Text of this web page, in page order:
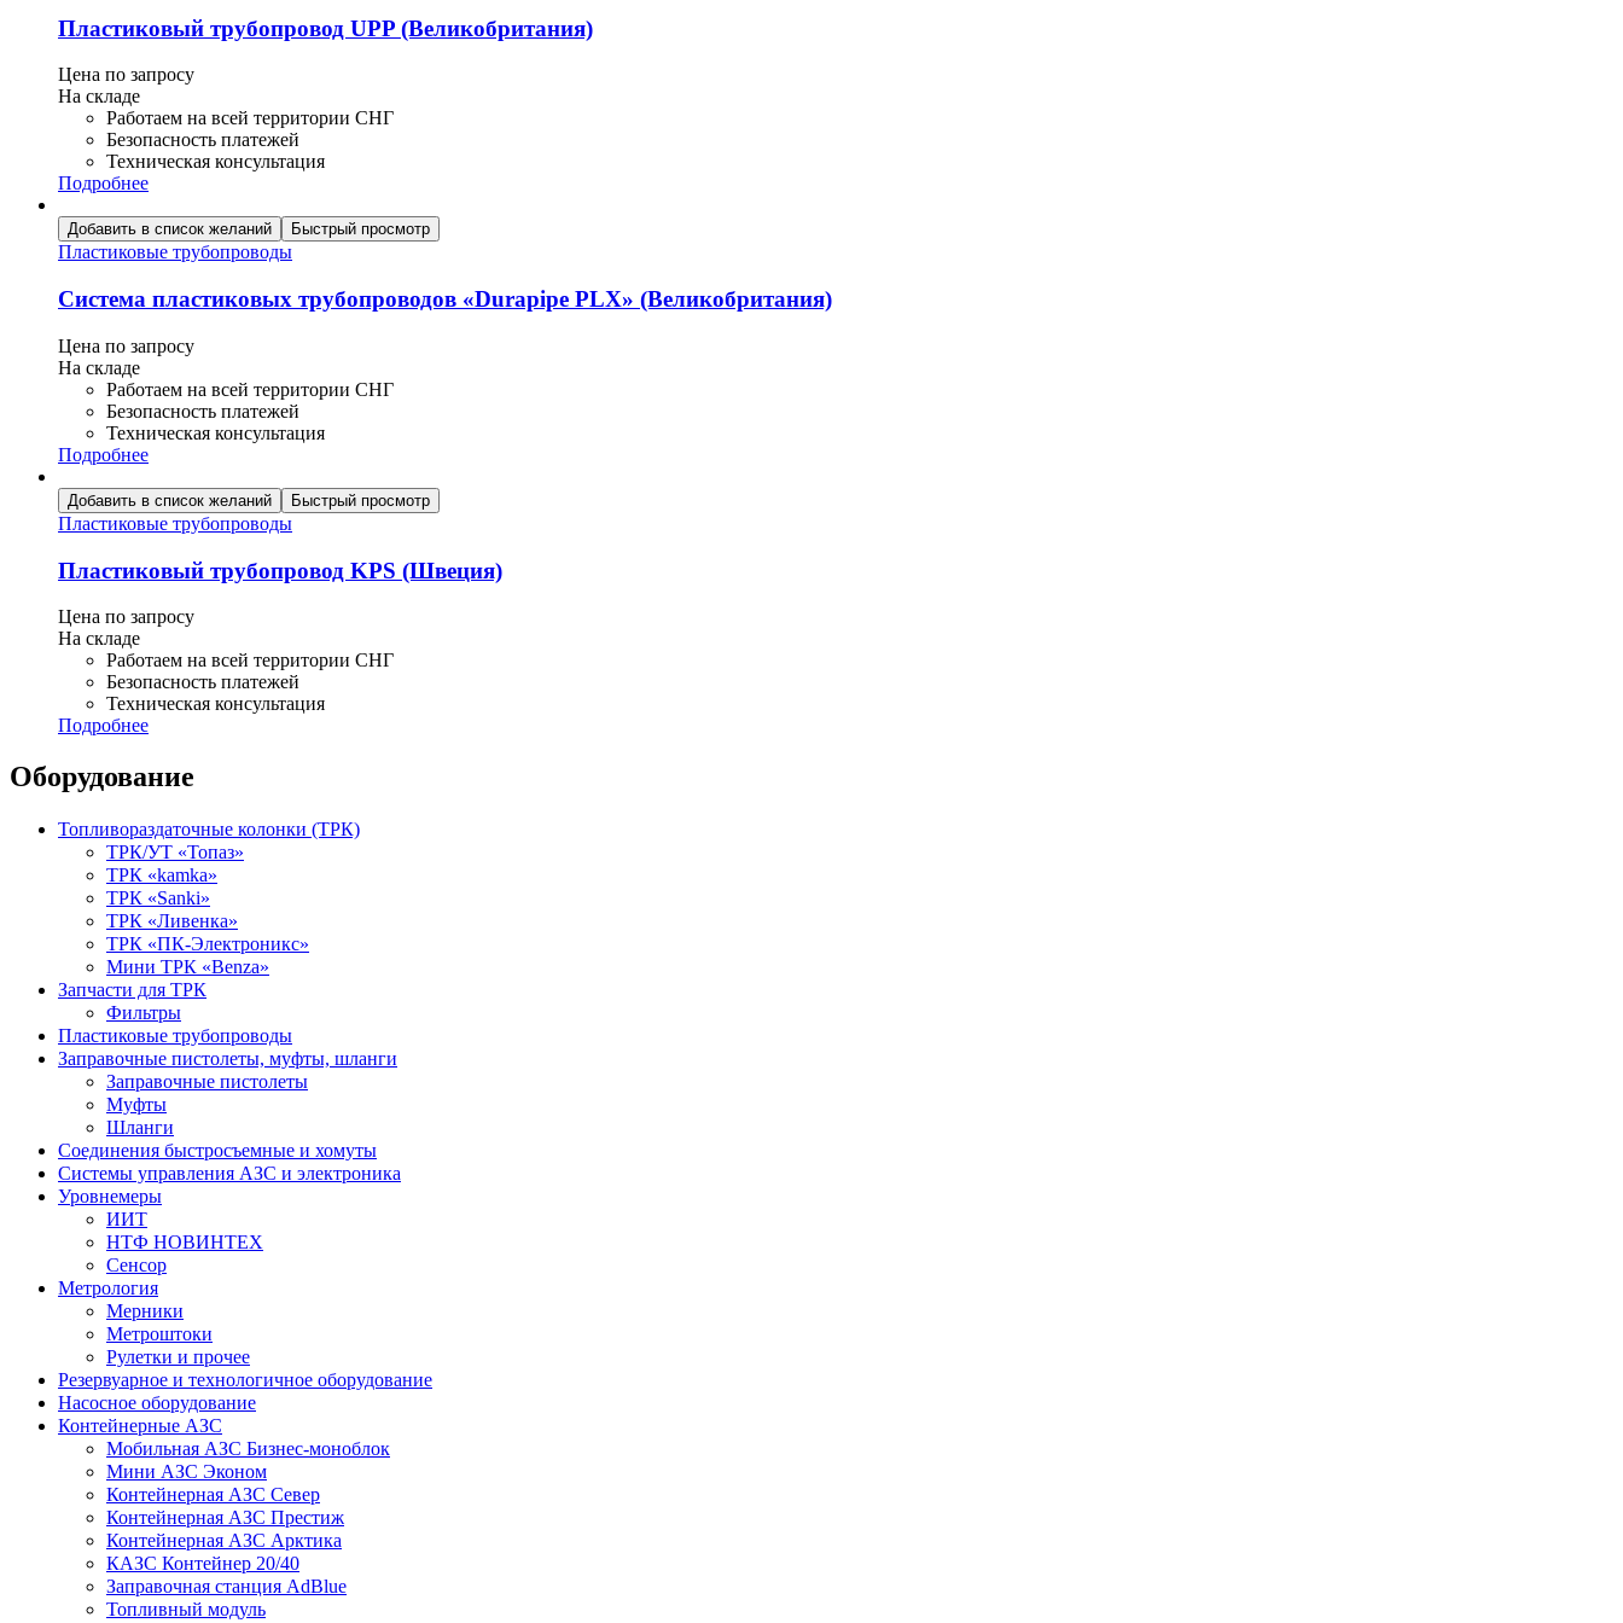
Пластиковый трубопровод UPP (Великобритания)
Цена по запросу
На складе
Работаем на всей территории СНГ
Безопасность платежей
Техническая консультация
Подробнее
Добавить в список желаний Быстрый просмотр
Пластиковые трубопроводы
Система пластиковых трубопроводов «Durapipe PLX» (Великобритания)
Цена по запросу
На складе
Работаем на всей территории СНГ
Безопасность платежей
Техническая консультация
Подробнее
Добавить в список желаний Быстрый просмотр
Пластиковые трубопроводы
Пластиковый трубопровод KPS (Швеция)
Цена по запросу
На складе
Работаем на всей территории СНГ
Безопасность платежей
Техническая консультация
Подробнее
Оборудование
Топливораздаточные колонки (ТРК)
ТРК/УТ «Топаз»
ТРК «kamka»
ТРК «Sanki»
ТРК «Ливенка»
ТРК «ПК-Электроникс»
Мини ТРК «Benza»
Запчасти для ТРК
Фильтры
Пластиковые трубопроводы
Заправочные пистолеты, муфты, шланги
Заправочные пистолеты
Муфты
Шланги
Соединения быстросъемные и хомуты
Системы управления АЗС и электроника
Уровнемеры
ИИТ
НТФ НОВИНТЕХ
Сенсор
Метрология
Мерники
Метроштоки
Рулетки и прочее
Резервуарное и технологичное оборудование
Насосное оборудование
Контейнерные АЗС
Мобильная АЗС Бизнес-моноблок
Мини АЗС Эконом
Контейнерная АЗС Север
Контейнерная АЗС Престиж
Контейнерная АЗС Арктика
КАЗС Контейнер 20/40
Заправочная станция AdBlue
Топливный модуль